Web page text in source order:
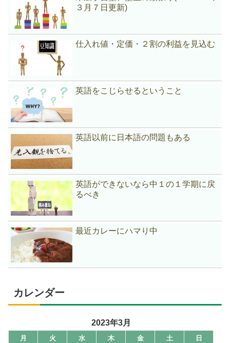
３月７日更新)
仕入れ値・定価・２割の利益を見込む
英語をこじらせるということ
英語以前に日本語の問題もある
英語ができないなら中１の１学期に戻
るべき
最近カレーにハマり中
カレンダー
2023年3月
月 火 水 木 金 土
日